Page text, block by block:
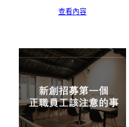
查看內容